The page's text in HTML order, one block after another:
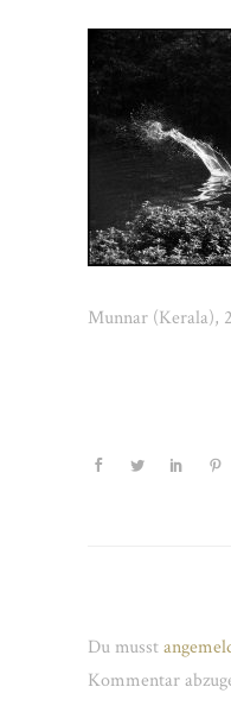
Munnar (Kerala),
Du musst
Kommentar